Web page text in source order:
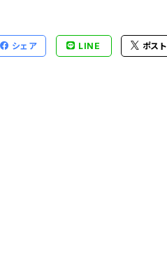
シェア LINE ポスト